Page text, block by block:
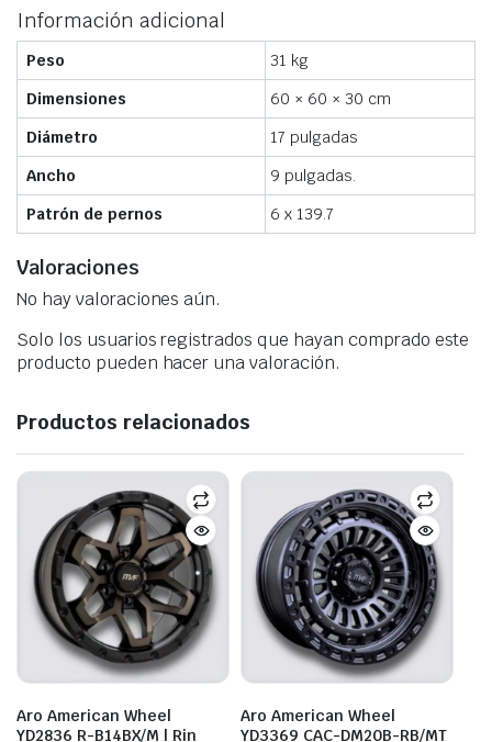
Información adicional
Peso
31 kg
Dimensiones
60 × 60 × 30 cm
Diámetro
17 pulgadas
Ancho
9 pulgadas.
Patrón de pernos
6 x 139.7
Valoraciones
No hay valoraciones aún.
Solo los usuarios registrados que hayan comprado este
producto pueden hacer una valoración.
Productos relacionados
Aro American Wheel
YD2836 R-B14BX/M | Rin
Aro American Wheel
YD3369 CAC-DM20B-RB/MT